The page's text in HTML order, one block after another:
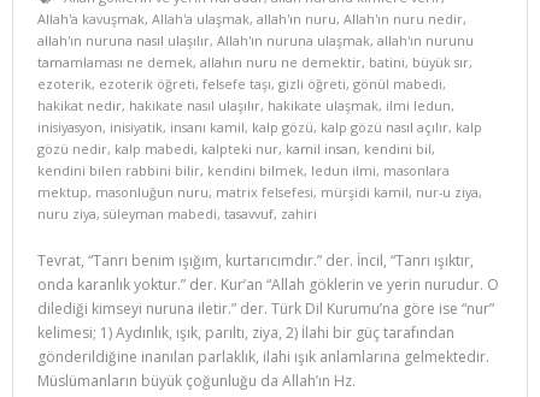
Allah'a kavuşmak, Allah'a ulaşmak, allah'ın nuru, Allah'ın nuru nedir,
allah'ın nuruna nasıl ulaşılır, Allah'ın nuruna ulaşmak, allah'ın nurunu
tamamlaması ne demek, allahın nuru ne demektir, batini, büyük sır,
ezoterik, ezoterik öğreti, felsefe taşı, gizli öğreti, gönül mabedi,
hakikat nedir, hakikate nasıl ulaşılır, hakikate ulaşmak, ilmi ledun,
inisiyasyon, inisiyatik, insanı kamil, kalp gözü, kalp gözü nasıl açılır, kalp
gözü nedir, kalp mabedi, kalpteki nur, kamil insan, kendini bil,
kendini bilen rabbini bilir, kendini bilmek, ledun ilmi, masonlara
mektup, masonluğun nuru, matrix felsefesi, mürşidi kamil, nur-u ziya,
nuru ziya, süleyman mabedi, tasavvuf, zahiri
Tevrat, “Tanrı benim ışığım, kurtarıcımdır.” der. İncil, “Tanrı ışıktır,
onda karanlık yoktur.” der. Kur’an “Allah göklerin ve yerin nurudur. O
dilediği kimseyi nuruna iletir.” der. Türk Dil Kurumu’na göre ise “nur”
kelimesi; 1) Aydınlık, ışık, parıltı, ziya, 2) İlahi bir güç tarafından
gönderildiğine inanılan parlaklık, ilahi ışık anlamlarına gelmektedir.
Müslümanların büyük çoğunluğu da Allah’ın Hz.